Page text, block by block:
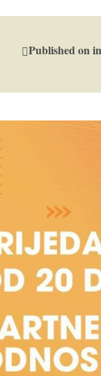
Published onin